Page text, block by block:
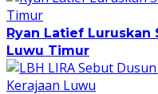
Ryan Latief Luruskan
Luwu Timur